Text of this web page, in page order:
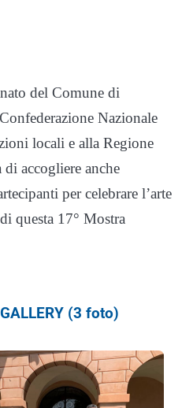
del Comune di
Nazionale
locali e alla Regione
di accogliere anche
per celebrare l’arte
questa 17° Mostra
(3 foto)